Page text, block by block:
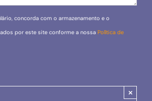
concorda com o armazenamento e o
por este site conforme a nossa Política de
×